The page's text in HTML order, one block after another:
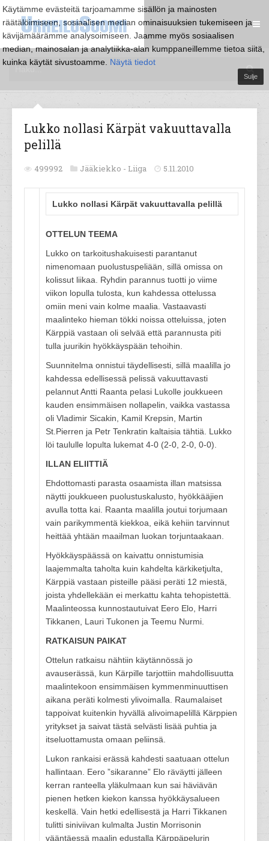
Käytämme evästeitä tarjoamamme sisällön ja mainosten
räätälöimiseen, sosiaalisen median ominaisuuksien tukemiseen ja
kävijämäärämme analysoimiseen. Jaamme myös sosiaalisen
median, mainosalan ja analytiikka-alan kumppaneillemme tietoa siitä,
kuinka käytät sivustoamme. Näytä tiedot
Sulje
Lukko nollasi Kärpät vakuuttavalla
pelillä
499992 Jääkiekko - Liiga 5.11.2010
Lukko nollasi Kärpät vakuuttavalla pelillä
OTTELUN TEEMA
Lukko on tarkoitushakuisesti parantanut
nimenomaan puolustuspeliään, sillä omissa on
kolissut liikaa. Ryhdin parannus tuotti jo viime
viikon lopulla tulosta, kun kahdessa ottelussa
omiin meni vain kolme maalia. Vastaavasti
maalinteko hieman tökki noissa otteluissa, joten
Kärppiä vastaan oli selvää että parannusta piti
tulla juurikin hyökkäyspään tehoihin.
Suunnitelma onnistui täydellisesti, sillä maalilla jo
kahdessa edellisessä pelissä vakuuttavasti
pelannut Antti Raanta pelasi Lukolle joukkueen
kauden ensimmäisen nollapelin, vaikka vastassa
oli Vladimir Sicakin, Kamil Krepsin, Martin
St.Pierren ja Petr Tenkratin kaltaisia tähtiä. Lukko
löi taululle lopulta lukemat 4-0 (2-0, 2-0, 0-0).
ILLAN ELIITTIÄ
Ehdottomasti parasta osaamista illan matsissa
näytti joukkueen puolustuskalusto, hyökkääjien
avulla totta kai. Raanta maalilla joutui torjumaan
vain parikymmentä kiekkoa, eikä kehiin tarvinnut
heittää yhtään maailman luokan torjuntaakaan.
Hyökkäyspäässä on kaivattu onnistumisia
laajemmalta taholta kuin kahdelta kärkiketjulta,
Kärppiä vastaan pisteille pääsi peräti 12 miestä,
joista yhdellekään ei merkattu kahta tehopistettä.
Maalinteossa kunnostautuivat Eero Elo, Harri
Tikkanen, Lauri Tukonen ja Teemu Nurmi.
RATKAISUN PAIKAT
Ottelun ratkaisu nähtiin käytännössä jo
avauserässä, kun Kärpille tarjottiin mahdollisuutta
maalintekoon ensimmäisen kymmenminuuttisen
aikana peräti kolmesti ylivoimalla. Raumalaiset
tappoivat kuitenkin hyvällä alivoimapelillä Kärppien
yritykset ja saivat tästä selvästi lisää puhtia ja
itseluottamusta omaan peliinsä.
Lukon rankaisi erässä kahdesti saatuaan ottelun
hallintaan. Eero ”sikaranne” Elo räväytti jälleen
kerran ranteella yläkulmaan kun sai häviävän
pienen hetken kiekon kanssa hyökkäysalueen
keskellä. Vain hetki edellisestä ja Harri Tikkanen
tulitti siniviivan kulmalta Justin Morrisonin
vääntäessä maalin edustalla Kärppäpelurin